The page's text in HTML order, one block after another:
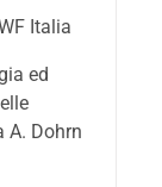
Italia
ed
A. Dohrn